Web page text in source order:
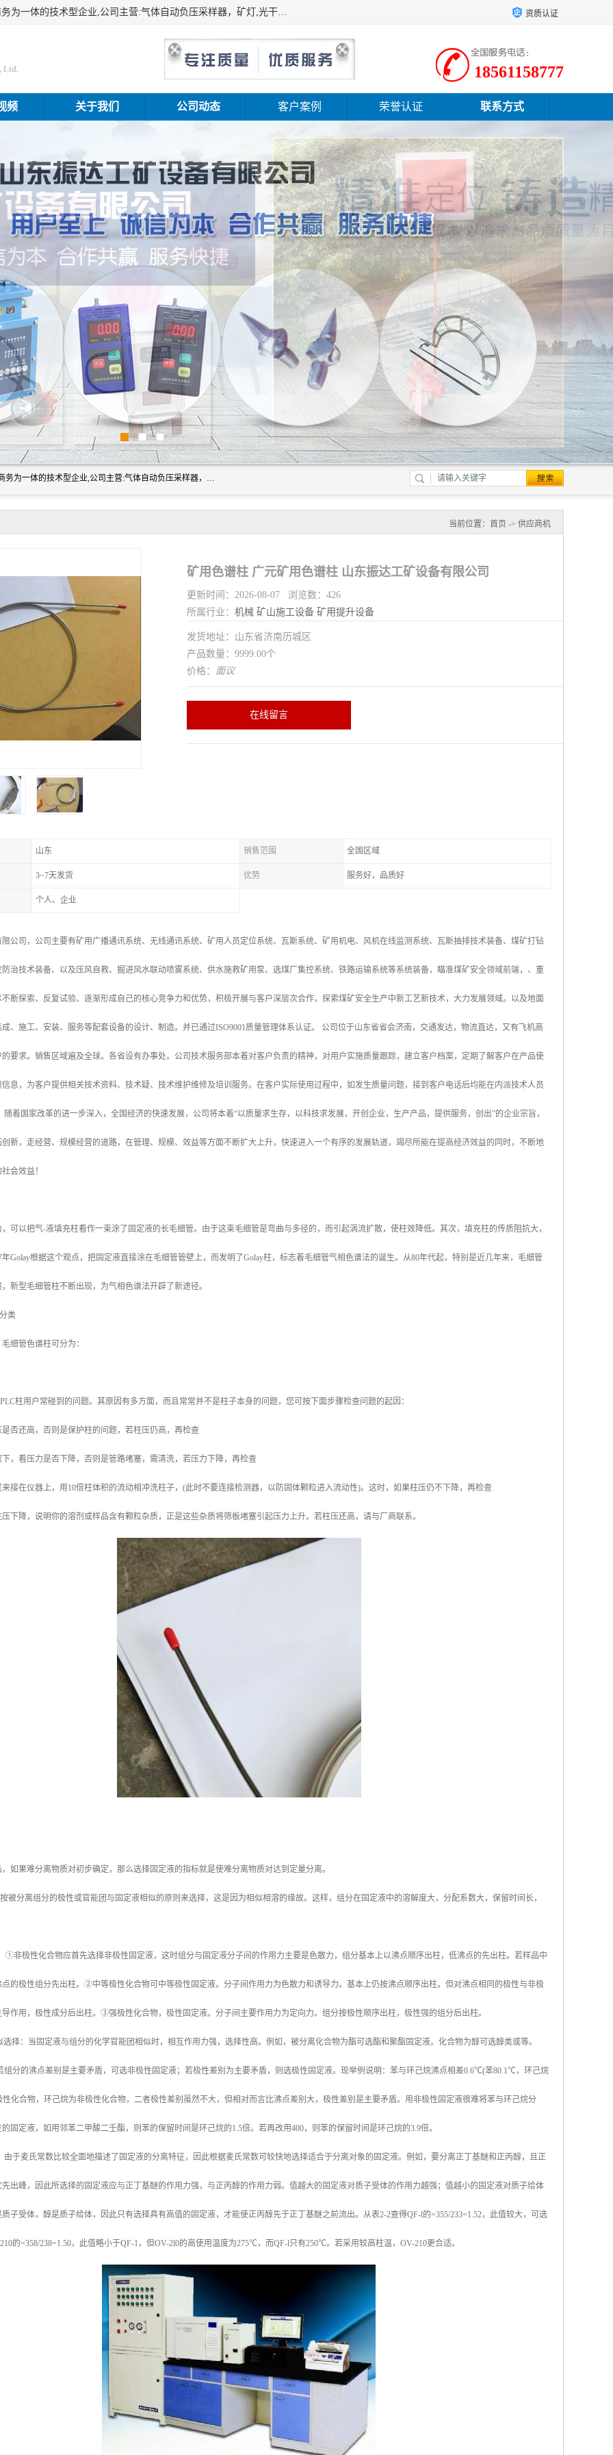
山东振达工矿设备有限公司是集科研开发、生产加工、电子商务为一体的技术型企业,公司主营:气体自动负压采样器，矿灯,光干涉甲烷测定器及其校验仪,甲烷报警仪及其校验装置,甲烷传感器校验装置,粉尘校验装置,煤尘爆炸校验装置,高压水表,三点测径规,圆型规,钢规磨耗仪,第四种检查器,内距尺,轮径尺,样板等铁路配件仪表,矿用设备等产品. 资质认证
Ltd. 18561158777
频 关于我们 公司动态 客户案例 荣誉认证 联系方式
山东振达工矿设备有限公司是集科研开发、生产加工、电子商务为一体的技术型企业,公司主营:气体自动负压采样器，矿灯,光干涉甲烷测定器及其校验仪,甲烷报警仪及其校验装置,甲烷传感器校验装置,粉尘校验装置,煤尘爆炸校验装置,高压水表,三点测径规,圆型规,钢规磨耗仪,第四种检查器,内距尺,轮径尺,样板等铁路配件仪表,矿用设备等产品.
当前位置： 首页 -> 供应商机
矿用色谱柱 广元矿用色谱柱 山东振达工矿设备有限公司
更新时间：2026-08-07 浏览数：426
所属行业： 机械 矿山施工设备 矿用提升设备
发货地址：山东省济南历城区
产品数量：9999.00个
价格： 面议
在线留言
山东 销售范围 全国区域
3~7天发货 优势 服务好，品质好
个人、企业
公司，公司主要有矿用广播通讯系统、无线通讯系统、矿用人员定位系统、瓦斯系统、矿用机电、风机在线监测系统、瓦斯抽排技术装备、煤矿打钻
治技术装备、以及压风自救、掘进风水联动喷雾系统、供水施救矿用泵、选煤厂集控系统、铁路运输系统等系统装备，瞄准煤矿安全领域前端，、重
断探索、反复试验、逐渐形成自己的核心竞争力和优势，积极开展与客户深层次合作，探索煤矿安全生产中新工艺新技术，大力发展领域。以及地面
、施工、安装、服务等配套设备的设计、制造。并已通过ISO9001质量管理体系认证。 公司位于山东省省会济南，交通发达，物流直达，又有飞机高
要求。销售区域遍及全球。各省设有办事处。公司技术服务部本着对客户负责的精神，对用户实施质量跟踪，建立客户档案，定期了解客户在产品使
息，为客户提供相关技术资料、技术疑、技术维护维修及培训服务。在客户实际使用过程中，如发生质量问题，接到客户电话后均能在内派技术人员
随着国家改革的进一步深入，全国经济的快速发展，公司将本着“以质量求生存，以科技求发展，开创企业，生产产品，提供服务，创出”的企业宗旨，
新，走经营、规模经营的道路，在管理、规模、效益等方面不断扩大上升，快速进入一个有序的发展轨道，竭尽所能在提高经济效益的同时，不断地
会效益！
可以把气-液填充柱看作一束涂了固定液的长毛细管。由于这束毛细管是弯曲与多径的，而引起涡流扩散，使柱效降低。其次，填充柱的传质阻抗大，
Golay根据这个观点，把固定液直接涂在毛细管管壁上，而发明了Golay柱，标志着毛细管气相色谱法的诞生。从80年代起，特别是近几年来，毛细管
新型毛细管柱不断出现，为气相色谱法开辟了新途径。
类
细管色谱柱可分为：
柱用户常碰到的问题。其原因有多方面，而且常常并不是柱子本身的问题，您可按下面步骤检查问题的起因：
否还高，否则是保护柱的问题，若柱压仍高，再检查
，看压力是否下降，否则是管路堵塞，需清洗，若压力下降，再检查
接在仪器上，用10倍柱体积的流动相冲洗柱子，(此时不要连接检测器，以防固体颗粒进入流动性)。这时，如果柱压仍不下降，再检查
下降，说明你的溶剂或样品含有颗粒杂质，正是这些杂质将筛板堵塞引起压力上升。若柱压还高，请与厂商联系。
如果难分离物质对初步确定，那么选择固定液的指标就是使难分离物质对达到定量分离。
被分离组分的极性或官能团与固定液相似的原则来选择，这是因为相似相溶的缘故。这样，组分在固定液中的溶解度大，分配系数大，保留时间长，
①非极性化合物应首先选择非极性固定液，这时组分与固定液分子间的作用力主要是色散力，组分基本上以沸点顺序出柱，低沸点的先出柱。若样品中
的极性组分先出柱。②中等极性化合物可中等极性固定液。分子间作用力为色散力和诱导力。基本上仍按沸点顺序出柱。但对沸点相同的极性与非极
作用，极性成分后出柱。③强极性化合物，极性固定液。分子间主要作用力为定向力。组分按极性顺序出柱，极性强的组分后出柱。
选择：当固定液与组分的化学官能团相似时，相互作用力强，选择性高。例如，被分离化合物为酯可选酯和聚酯固定液。化合物为醇可选醇类或等。
组分的沸点差别是主要矛盾，可选非极性固定液；若极性差别为主要矛盾，则选极性固定液。现举例说明：苯与环己烷沸点相差0.6℃(苯80.1℃，环己烷
化合物，环己烷为非极性化合物，二者极性差别虽然不大，但相对而言比沸点差别大，极性差别是主要矛盾。用非极性固定液很难将苯与环己烷分
固定液，如用邻苯二甲酸二壬酯，则苯的保留时间是环己烷的1.5倍。若再改用400，则苯的保留时间是环己烷的3.9倍。
由于麦氏常数比较全面地描述了固定液的分离特征，因此根据麦氏常数可较快地选择适合于分离对象的固定液。例如，要分离正丁基醚和正丙醇，且正
出峰，因此所选择的固定液应与正丁基醚的作用力强，与正丙醇的作用力弱。值越大的固定液对质子受体的作用力越强；值越小的固定液对质子给体
子受体，醇是质子给体，因此只有选择具有高值的固定液，才能使正丙醇先于正丁基醚之前流出。从表2-2查得QF-l的=355/233=1.52，此值较大，可选
的=358/238=1.50，此值略小于QF-1，但OV-2l0的高使用温度为275℃，而QF-l只有250℃。若采用较高柱温，OV-210更合适。